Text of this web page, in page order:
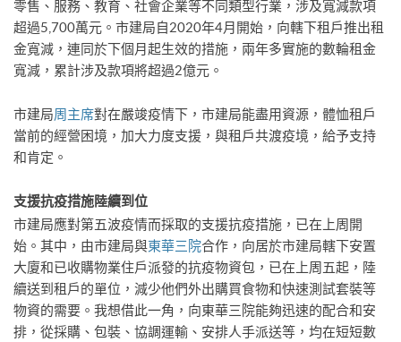
零售、服務、教育、社會企業等不同類型行業，涉及寬減款項
超過5,700萬元。市建局自2020年4月開始，向轄下租戶推出租
金寬減，連同於下個月起生效的措施，兩年多實施的數輪租金
寬減，累計涉及款項將超過2億元。
市建局周主席對在嚴竣疫情下，市建局能盡用資源，體恤租戶
當前的經營困境，加大力度支援，與租戶共渡疫境，給予支持
和肯定。
支援抗疫措施 陸續到位
市建局應對第五波疫情而採取的支援抗疫措施，已在上周開
始。其中，由市建局與東華三院合作，向居於市建局轄下安置
大廈和已收購物業住戶派發的抗疫物資包，已在上周五起，陸
續送到租戶的單位，減少他們外出購買食物和快速測試套裝等
物資的需要。我想借此一角，向東華三院能夠迅速的配合和安
排，從採購、包裝、協調運輸、安排人手派送等，均在短短數